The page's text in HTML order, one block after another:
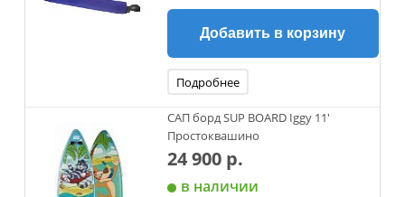
Добавить в корзину
Подробнее
САП борд SUP BOARD Iggy 11'
Простоквашино
24 900 р.
в наличии